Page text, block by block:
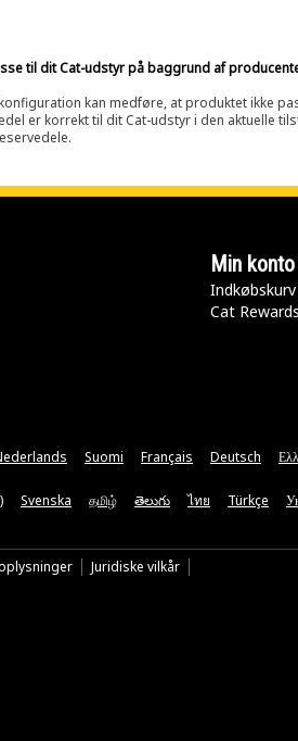
til dit Cat-udstyr på baggrund af
kan medføre, at produktet ikke
er korrekt til dit Cat-udstyr i den aktuelle
Min konto
Indkøbskurv
Cat Rewards
Suomi Français Deutsch
Svenska தமிழ் తెలుగు ไทย Türkçe
Juridiske vilkår